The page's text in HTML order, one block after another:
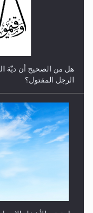
رأيٌ في لغة المسيح
الهجرة: بحث عن الأمن
هل من الصحيح أن ديّة
الرجل المقتول؟
هل تعتبر الأشفار